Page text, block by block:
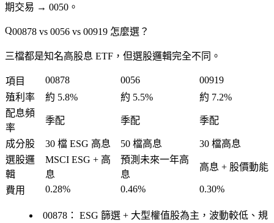
期交易 → 0050。
00878 vs 0056 vs 00919 怎麼選？
三檔都是知名高股息 ETF，但選股邏輯完全不同。
項目 00878 0056
00919
殖利率
約 5.8% 約 5.5%
約 7.2%
配息頻
率
季配 季配 季配
成分股 30 檔 ESG 高息 50 檔高息
30 檔高息
選股邏
輯
MSCI ESG + 高
息
預測未來一年高
息
高息 + 股價動能
費用 0.28% 0.46% 0.30%
00878： ESG 篩選 + 大型權值股為主，波動較低、規